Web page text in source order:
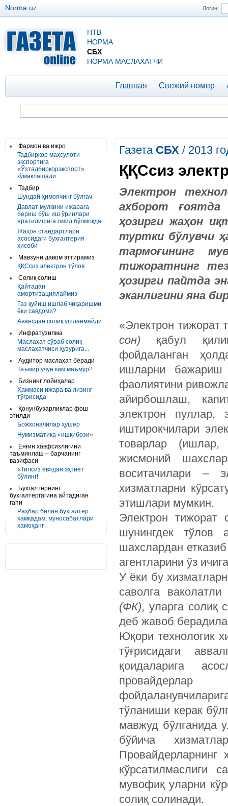
Логин:
Norma.uz
НТВ
НОРМА
СБХ
НОРМА МАСЛАХАТЧИ
Главная Свежий номер
Фармон ва ижро
Тадбиркор маҳсулоти
экспортига
«Ўзтадбиркорэкспорт»
кўмаклашади
Тадбир
Шундай ҳимоячинг бўлгач
Давлат мулкини ижарага
бериш бўш иш ўринлари
яратилишига омил бўлмоқда
Жаҳон стандартлари
асосидаги бухгалтерия
ҳисоби
Мавзуни давом эттирамиз
ҚҚСсиз электрон тўлов
Солиқ солиш
Қайтадан
амортизациялаймиз
Газ қуйиш ишлаб чиқаришми
ёки савдоми?
Авансдан солиқ ушланмайди
Инфратузилма
Маслаҳат сўраб солиқ
маслаҳатчиси ҳузурига...
Аудитор маслаҳат беради
Таъмир учун ким маъмур?
Бизнинг лойиҳалар
Ҳаммаси ижара ва лизинг
тўғрисида
Қонунбузарликлар фош
этилди
Божхоначилар ҳушёр
Нумизматика «ишқибози»
Ёнғин хавфсизлигини
таъминлаш – барчанинг
вазифаси
«Тилсиз ёв»дан эҳтиёт
бўлинг!
Бухгалтернинг
бухгалтергагина айтадиган
гапи
Раҳбар билан бухгалтер
ҳамқадам, муносабатлари
ҳамоҳанг
Газета СБХ / 2013
ҚҚСсиз
Электрон
ахборот
ҳозирги жаҳон
туртки бўлувчи
тармоғининг
тижоратнинг
ҳозирги пайтда
эканлигини яна
«Электрон тижорат
сон) қабул
фойдаланган
ишларни бажариш
фаолиятини
айирбошлаш,
электрон пуллар,
иштирокчилари
товарлар
жисмоний
воситачилари –
хизматларни
этишлари мумкин.
Электрон тижорат
шунингдек тўлов
шахслардан
агентларини ўз
У ёки бу
саволга
(ФК), уларга солиқ
деб жавоб
Юқори технологик
тўғрисидаги
қоидаларига
провайдерлар
тўланиши керак
мавжуд бўлганида
бўйича
Провайдерларнинг
кўрсатилмаслиги
мувофиқ уларни
солиқ солинади.